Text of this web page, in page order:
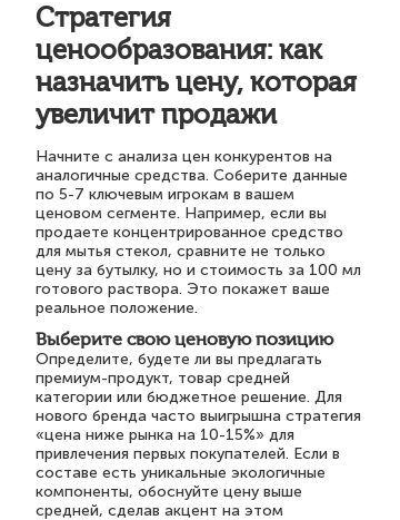
Стратегия
ценообразования: как
назначить цену, которая
увеличит продажи
Начните с анализа цен конкурентов на
аналогичные средства. Соберите данные
по 5-7 ключевым игрокам в вашем
ценовом сегменте. Например, если вы
продаете концентрированное средство
для мытья стекол, сравните не только
цену за бутылку, но и стоимость за 100 мл
готового раствора. Это покажет ваше
реальное положение.
Выберите свою ценовую позицию
Определите, будете ли вы предлагать
премиум-продукт, товар средней
категории или бюджетное решение. Для
нового бренда часто выигрышна стратегия
«цена ниже рынка на 10-15%» для
привлечения первых покупателей. Если в
составе есть уникальные экологичные
компоненты, обоснуйте цену выше
средней, сделав акцент на этом